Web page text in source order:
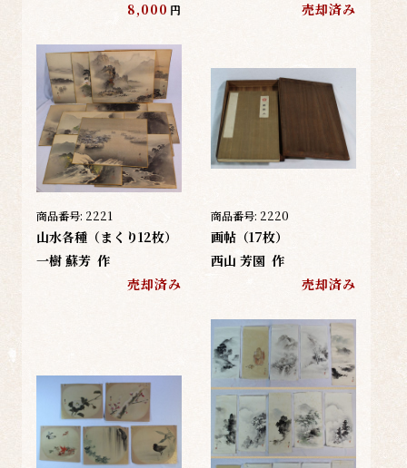
8,000 円 売却済み
商品番号: 2221
山水各種（まくり12枚）
一樹 蘇芳 作
売却済み
商品番号: 2220
画帖（17枚）
西山 芳園 作
売却済み